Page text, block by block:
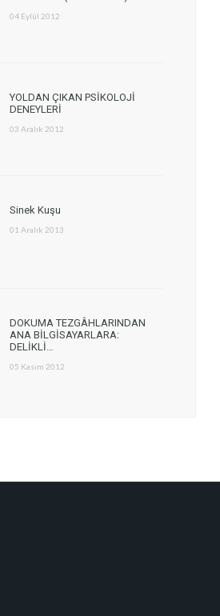
04 Eylül 2012
YOLDAN ÇIKAN PSİKOLOJİ
DENEYLERİ
03 Aralık 2012
Sinek Kuşu
01 Aralık 2013
DOKUMA TEZGÂHLARINDAN
ANA BİLGİSAYARLARA:
DELİKLİ…
05 Kasım 2012